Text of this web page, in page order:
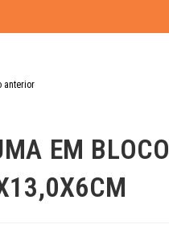
anterior
EM BLOCO